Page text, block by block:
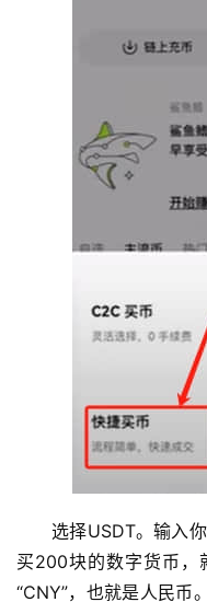
选择USDT。输入
买200块的数字货币，
“CNY”，也就是人民币